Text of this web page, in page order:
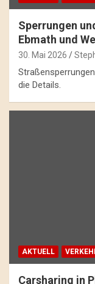
Sperrungen
Ebmath und
30. Mai 2026
die Details.
AKTUELL
Carsharing in